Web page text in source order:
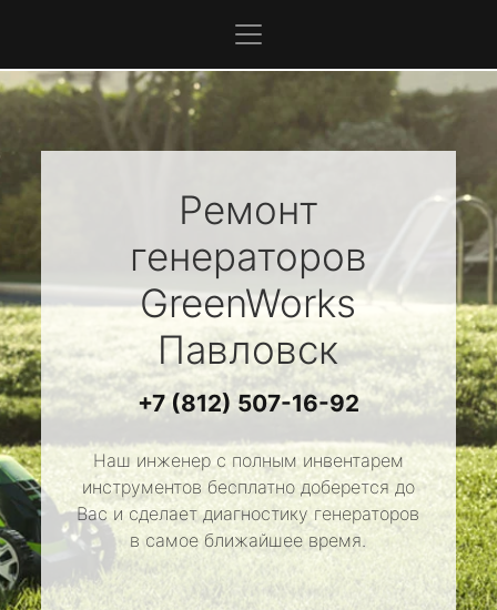
Ремонт
генераторов
GreenWorks
Павловск
+7 (812) 507-16-92
Наш инженер с полным инвентарем
инструментов бесплатно доберется до
Вас и сделает диагностику генераторов
в самое ближайшее время.